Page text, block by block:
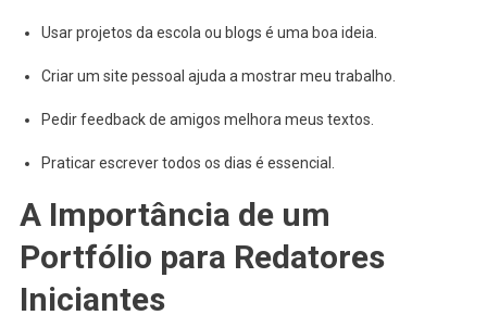
Usar projetos da escola ou blogs é uma boa ideia.
Criar um site pessoal ajuda a mostrar meu trabalho.
Pedir feedback de amigos melhora meus textos.
Praticar escrever todos os dias é essencial.
A Importância de um
Portfólio para Redatores
Iniciantes